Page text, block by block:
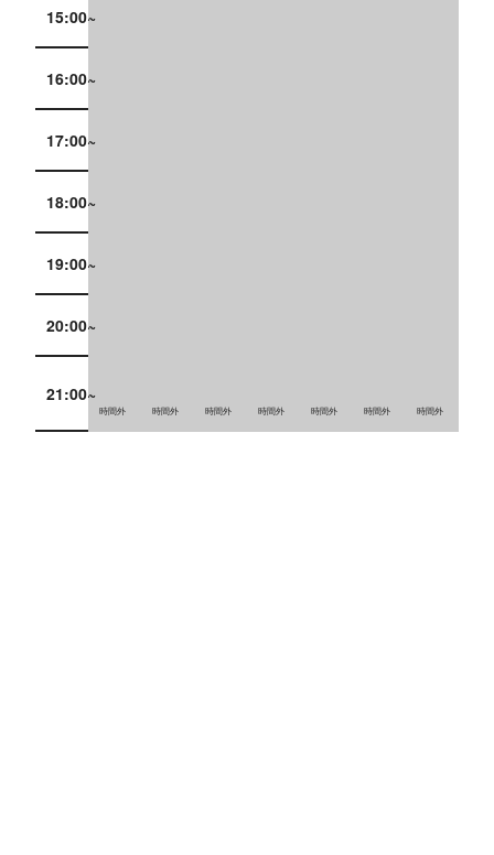
15:00~
16:00~
17:00~
18:00~
19:00~
20:00~
21:00~
時間外 時間外 時間外 時間外 時間外 時間外 時間外